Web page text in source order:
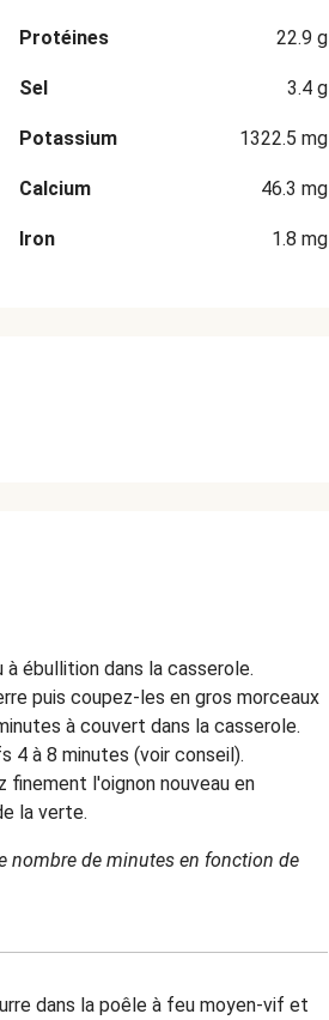
Protéines 22.9 g
Sel 3.4 g
Potassium 1322.5 mg
Calcium 46.3 mg
Iron 1.8 mg
ébullition dans la casserole.
puis coupez-les en gros morceaux
à couvert dans la casserole.
4 à 8 minutes (voir conseil).
l'oignon nouveau en
la verte.
nombre de minutes en fonction de
dans la poêle à feu moyen-vif et